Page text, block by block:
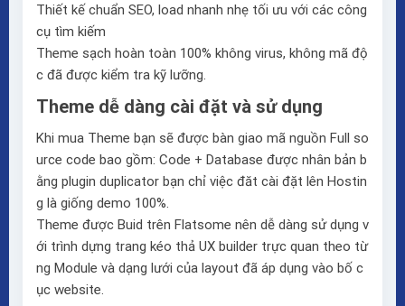
Thiết kế chuẩn SEO, load nhanh nhẹ tối ưu với các công
cụ tìm kiếm
Theme sạch hoàn toàn 100% không virus, không mã độ
c đã được kiểm tra kỹ lưỡng.
Theme dễ dàng cài đặt và sử dụng
Khi mua Theme bạn sẽ được bàn giao mã nguồn Full so
urce code bao gồm: Code + Database được nhân bản b
ằng plugin duplicator bạn chỉ việc đăt cài đặt lên Hostin
g là giống demo 100%.
Theme được Buid trên Flatsome nên dễ dàng sử dụng v
ới trình dựng trang kéo thả UX builder trực quan theo từ
ng Module và dạng lưới của layout đã áp dụng vào bố c
ục website.